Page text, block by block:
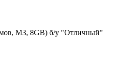
M3, 8GB) б/у "Отличный"